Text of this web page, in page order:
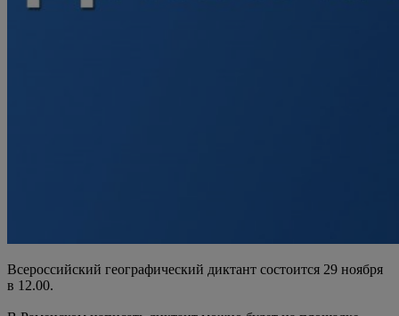
Всероссийский географический диктант состоится 29 ноября
в 12.00.